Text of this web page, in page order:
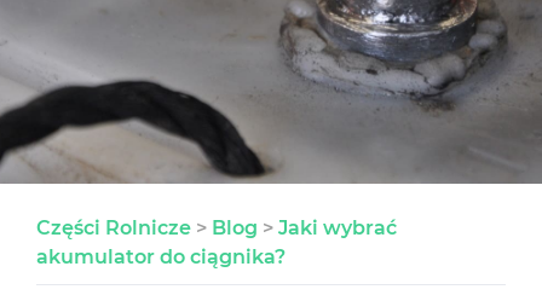
Części Rolnicze > Blog > Jaki wybrać
akumulator do ciągnika?